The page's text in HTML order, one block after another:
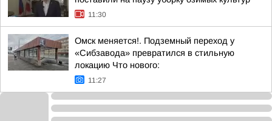
11:30
Омск меняется!. Подземный переход у
«Сибзавода» превратился в стильную
локацию Что нового:
11:27